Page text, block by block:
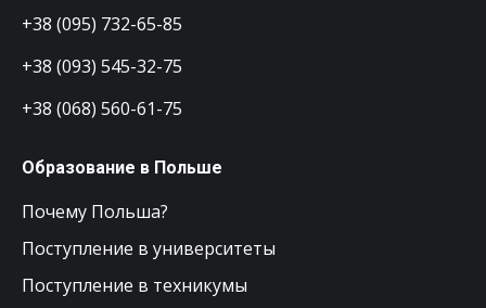
+38 (095) 732-65-85
+38 (093) 545-32-75
+38 (068) 560-61-75
Образование в Польше
Почему Польша?
Поступление в университеты
Поступление в техникумы